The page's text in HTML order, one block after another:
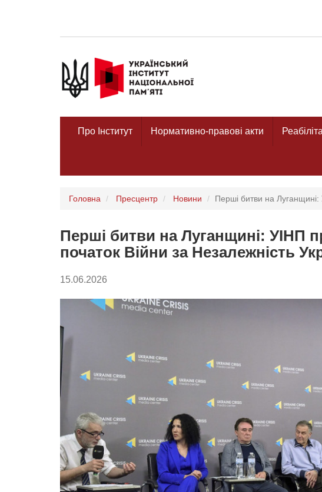
Про Інститут Нормативно-правові акти
Головна Пресцентр Новини Перші битви на Луганщині:
Перші битви на Луганщині: УІНП
початок Війни за Незалежність
15.06.2026